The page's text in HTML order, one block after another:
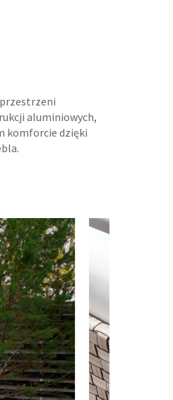
aluminiowych,
komforcie dzięki